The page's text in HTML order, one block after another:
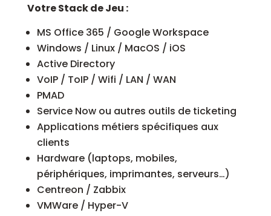
Votre Stack de Jeu :
MS Office 365 / Google Workspace
Windows / Linux / MacOS / iOS
Active Directory
VoIP / ToIP / Wifi / LAN / WAN
PMAD
Service Now ou autres outils de ticketing
Applications métiers spécifiques aux
clients
Hardware (laptops, mobiles,
périphériques, imprimantes, serveurs…)
Centreon / Zabbix
VMWare / Hyper-V